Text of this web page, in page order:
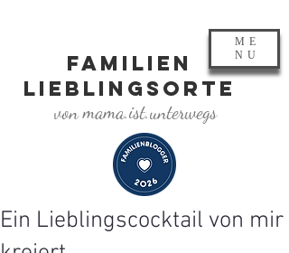
FAMILIEN
LIEBLINGSORTE
von mama.ist.unterwegs
ME
NU
Ein Lieblingscocktail von mir